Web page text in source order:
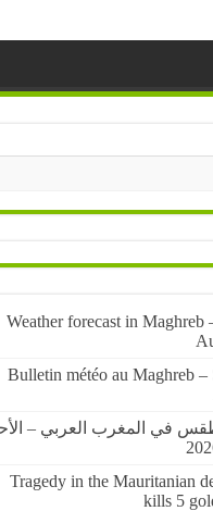
🌤️ Weather forecast in Maghreb
🌤️ Bulletin météo au Maghreb
في المغرب العربي –
Tragedy in the Mauritanian
kills 5